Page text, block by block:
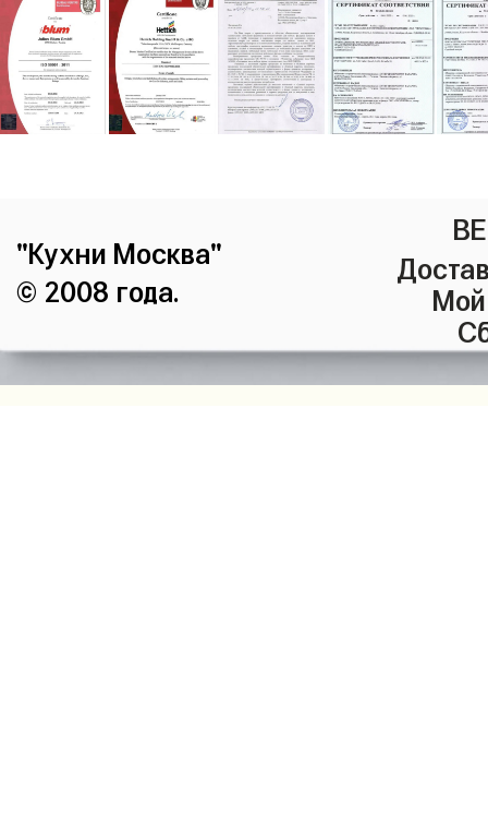
"Кухни Москва"
© 2008 года.